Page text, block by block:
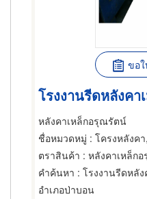
ขอ
โรงงานรีดหลังค
หลังคาเหล็กอรุณรัตน์
ชื่อหมวดหมู่ : โครงหลังค
ตราสินค้า : หลังคาเหล็ก
คำค้นหา : โรงงานรีดหลั
อำเภอป่าบอน